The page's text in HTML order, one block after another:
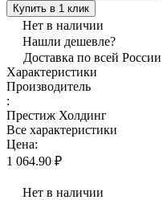
Купить в 1 клик
Нет в наличии
Нашли дешевле?
Доставка по всей России
Характеристики
Производитель
:
Престиж Холдинг
Все характеристики
Цена:
1 064.90 ₽
Нет в наличии